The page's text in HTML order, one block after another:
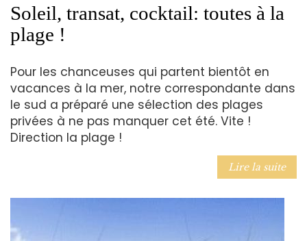
Soleil, transat, cocktail: toutes à la
plage !
Pour les chanceuses qui partent bientôt en
vacances à la mer, notre correspondante dans
le sud a préparé une sélection des plages
privées à ne pas manquer cet été. Vite !
Direction la plage !
Lire la suite